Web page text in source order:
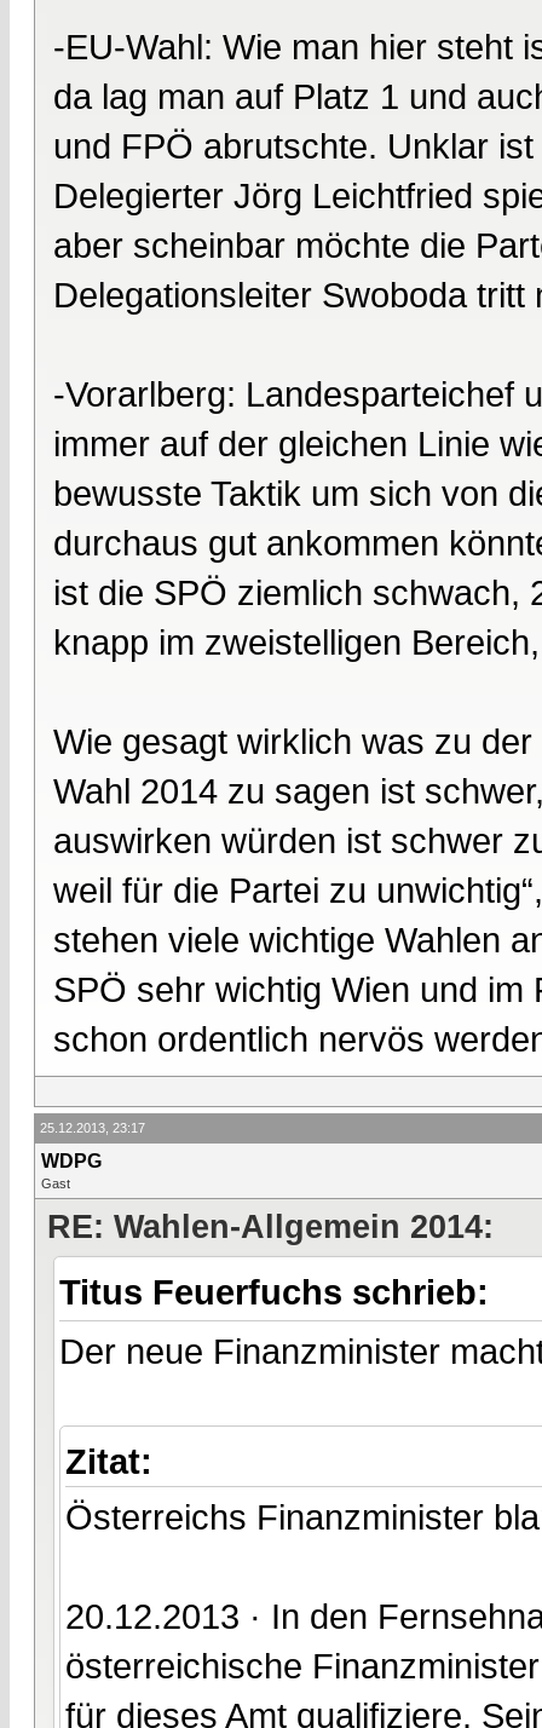
-EU-Wahl: Wie man hier steht
da lag man auf Platz 1 und
und FPÖ abrutschte. Unklar
Delegierter Jörg Leichtfried
aber scheinbar möchte die
Delegationsleiter Swoboda tritt
-Vorarlberg: Landesparteichef
immer auf der gleichen Linie
bewusste Taktik um sich von
durchaus gut ankommen
ist die SPÖ ziemlich schwach,
knapp im zweistelligen
Wie gesagt wirklich was zu
Wahl 2014 zu sagen ist
auswirken würden ist schwer
weil für die Partei zu
stehen viele wichtige Wahlen
SPÖ sehr wichtig Wien und
schon ordentlich nervös
25.12.2013, 23:17
WDPG
Gast
RE: Wahlen-Allgemein 2014:
Titus Feuerfuchs schrieb:
Der neue Finanzminister
Zitat:
Österreichs Finanzminister
20.12.2013 · In den
österreichische
für dieses Amt qualifiziere.